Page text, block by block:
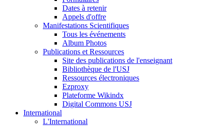
Dates à retenir
Appels d'offre
Manifestations Scientifiques
Tous les événements
Album Photos
Publications et Ressources
Site des publications de l'enseignant
Bibliothèque de l'USJ
Ressources électroniques
Ezproxy
Plateforme Wikindx
Digital Commons USJ
International
L'International